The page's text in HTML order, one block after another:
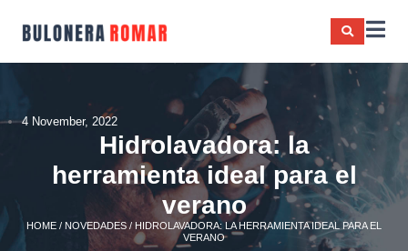
4 November, 2022
Hidrolavadora: la
herramienta ideal para el
verano
HOME / NOVEDADES / HIDROLAVADORA: LA HERRAMIENTA IDEAL PARA EL
VERANO